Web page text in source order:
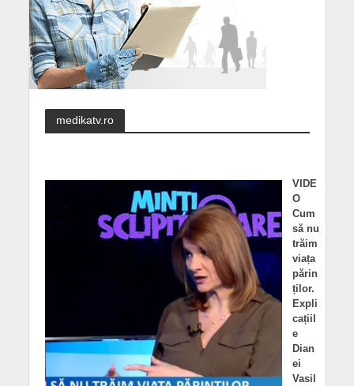
medikatv.ro
VIDE
O
Cum
să nu
trăim
viața
părin
ților.
Expli
cațiil
e
Dian
ei
Vasil